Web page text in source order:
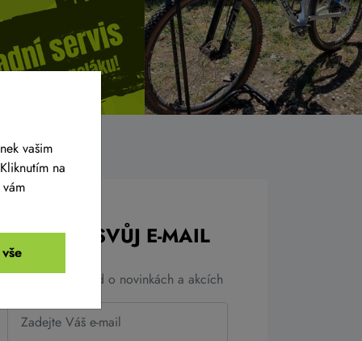
ZADEJTE SVŮJ E-MAIL
A získejte přehled o novinkách a akcích
vašim
na